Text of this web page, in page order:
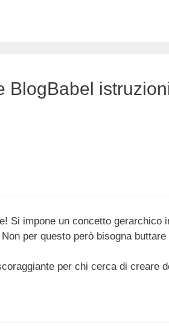
BlogBabel
Si impone un concetto gerarchico
per questo però bisogna buttare
per chi cerca di creare